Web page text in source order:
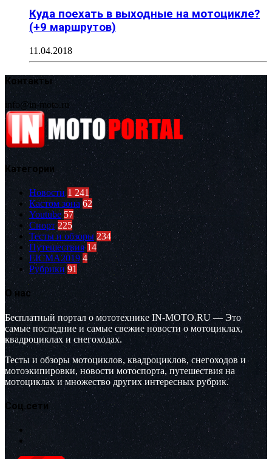
Куда поехать в выходные на мотоцикле?
(+9 маршрутов)
11.04.2018
Контакты
info@in-moto.ru
Категории
Новости 1 241
Кастом зона 62
Youtube 57
Спорт 225
Тесты и обзоры 234
Путешествия 14
EICMA2019 4
Рубрики 91
О нас
Бесплатный портал о мототехнике IN-MOTO.RU — Это
самые последние и самые свежие новости о мотоциклах,
квадроциклах и снегоходах.
Тесты и обзоры мотоциклов, квадроциклов, снегоходов и
мотоэкипировки, новости мотоспорта, путешествия на
мотоциклах и множество других интересных рубрик.
Соц.сети